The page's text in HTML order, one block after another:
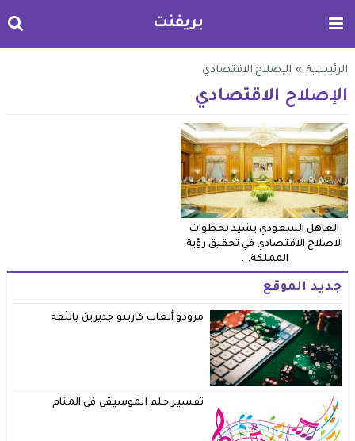
بريفنت
الرئيسية » الإصلاح الاقتصادي
الإصلاح الاقتصادي
العاهل السعودي يشيد بخطوات
الاصلاح الاقتصادي في تحقيق رؤية
المملكة...
جديد الموقع
مزودو ألعاب كازينو جديرين بالثقة
تفسير حلم الموسيقي في المنام